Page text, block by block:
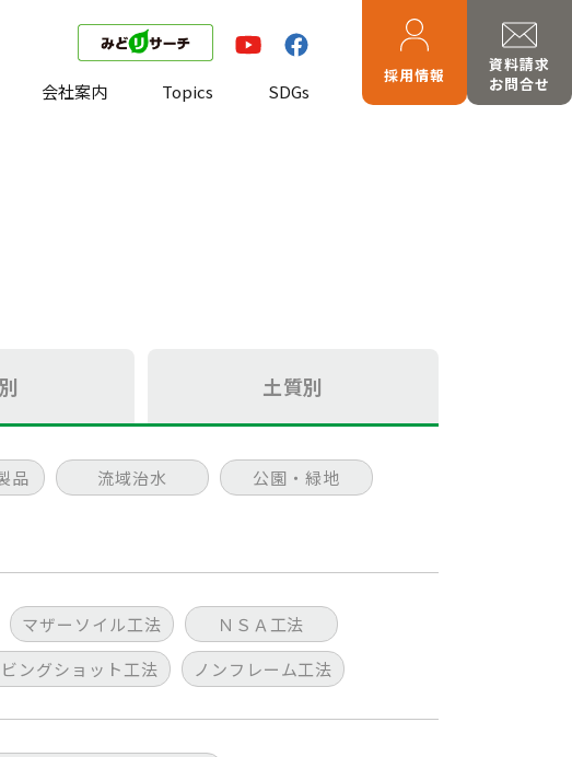
採用情報
資料請求
お問合せ
会社案内 Topics SDGs
土質別
品 流域治水
公園・緑地
マザーソイル工法
ＮＳＡ工法
ングショット工法 ノンフレーム工法